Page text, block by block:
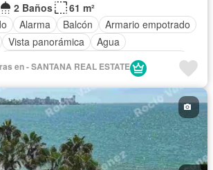
2 Baños
61 m²
Alarma Balcón
Armario empotrado
Vista panorámica
Agua
Acceso para personas con discapacidad
Seguridad
en - SANTANA REAL ESTATE